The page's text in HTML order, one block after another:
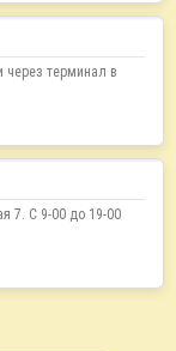
терминал в
7. С 9-00 до 19-00